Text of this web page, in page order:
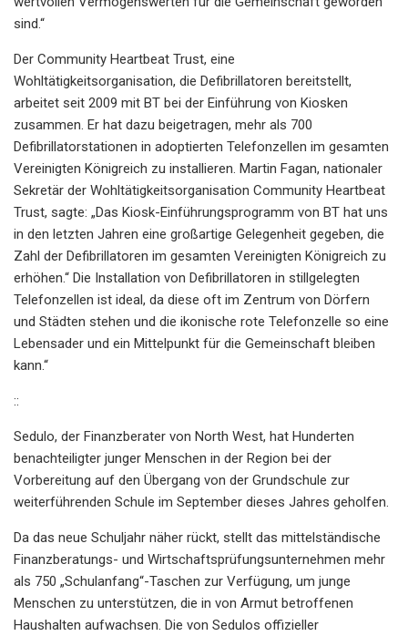
sind.“
Der Community Heartbeat Trust, eine
Wohltätigkeitsorganisation, die Defibrillatoren bereitstellt,
arbeitet seit 2009 mit BT bei der Einführung von Kiosken
zusammen. Er hat dazu beigetragen, mehr als 700
Defibrillatorstationen in adoptierten Telefonzellen im gesamten
Vereinigten Königreich zu installieren. Martin Fagan, nationaler
Sekretär der Wohltätigkeitsorganisation Community Heartbeat
Trust, sagte: „Das Kiosk-Einführungsprogramm von BT hat uns
in den letzten Jahren eine großartige Gelegenheit gegeben, die
Zahl der Defibrillatoren im gesamten Vereinigten Königreich zu
erhöhen.“ Die Installation von Defibrillatoren in stillgelegten
Telefonzellen ist ideal, da diese oft im Zentrum von Dörfern
und Städten stehen und die ikonische rote Telefonzelle so eine
Lebensader und ein Mittelpunkt für die Gemeinschaft bleiben
kann.“
::
Sedulo, der Finanzberater von North West, hat Hunderten
benachteiligter junger Menschen in der Region bei der
Vorbereitung auf den Übergang von der Grundschule zur
weiterführenden Schule im September dieses Jahres geholfen.
Da das neue Schuljahr näher rückt, stellt das mittelständische
Finanzberatungs- und Wirtschaftsprüfungsunternehmen mehr
als 750 „Schulanfang“-Taschen zur Verfügung, um junge
Menschen zu unterstützen, die in von Armut betroffenen
Haushalten aufwachsen. Die von Sedulos offizieller